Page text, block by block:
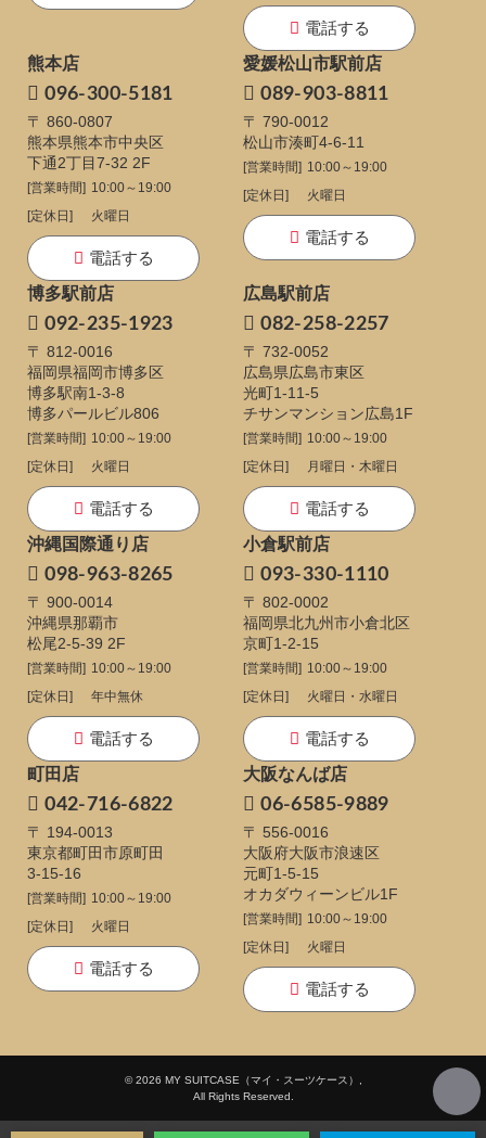
電話する
熊本店
096-300-5181
〒 860-0807
熊本県熊本市中央区
下通2丁目7-32 2F
[営業時間] 10:00～19:00
[定休日]
火曜日
電話する
愛媛松山市駅前店
089-903-8811
〒 790-0012
松山市湊町4-6-11
[営業時間] 10:00～19:00
[定休日]
火曜日
電話する
博多駅前店
092-235-1923
〒 812-0016
福岡県福岡市博多区
博多駅南1-3-8
博多パールビル806
[営業時間] 10:00～19:00
[定休日]
火曜日
電話する
広島駅前店
082-258-2257
〒 732-0052
広島県広島市東区
光町1-11-5
チサンマンション広島1F
[営業時間] 10:00～19:00
[定休日]
月曜日・木曜日
電話する
沖縄国際通り店
098-963-8265
〒 900-0014
沖縄県那覇市
松尾2-5-39 2F
[営業時間] 10:00～19:00
[定休日]
年中無休
電話する
小倉駅前店
093-330-1110
〒 802-0002
福岡県北九州市小倉北区
京町1-2-15
[営業時間] 10:00～19:00
[定休日]
火曜日・水曜日
電話する
町田店
042-716-6822
〒 194-0013
東京都町田市原町田
3-15-16
[営業時間] 10:00～19:00
[定休日]
火曜日
電話する
大阪なんば店
06-6585-9889
〒 556-0016
大阪府大阪市浪速区
元町1-5-15
オカダウィーンビル1F
[営業時間] 10:00～19:00
[定休日]
火曜日
電話する
© 2026 MY SUITCASE（マイ・スーツケース）,
All Rights Reserved.